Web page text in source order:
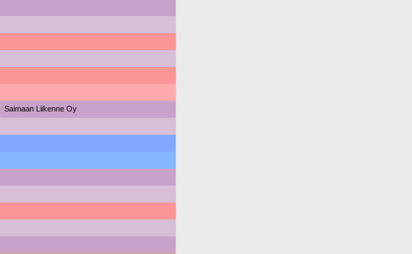
Saimaan Liikenne Oy